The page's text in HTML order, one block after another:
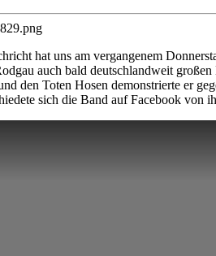
hat uns am vergangenem
auch bald deutschlandweit
den Toten Hosen demonstrierte er
sich die Band auf Facebook von